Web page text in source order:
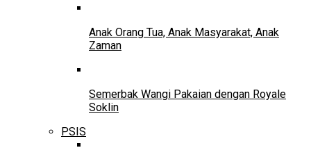
Anak Orang Tua, Anak Masyarakat, Anak
Zaman
Semerbak Wangi Pakaian dengan Royale
Soklin
PSIS